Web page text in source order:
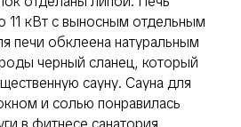
11 кВт c выносным отдельным
печи обклеена натуральным
черный сланец, который
сауну. Сауна для
и солью понравилась